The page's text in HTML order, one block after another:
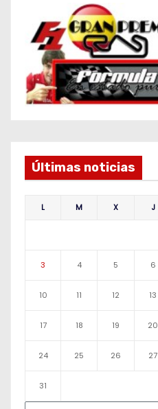
Últimas noticias
L M X J
3 4 5 6
10 11 12 13
17 18 19 20
24 25 26 27
31